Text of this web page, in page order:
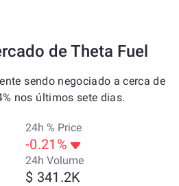
de Theta Fuel
sendo negociado a cerca de
nos últimos sete dias.
24h % Price
-0.21%
24h Volume
$ 341.2K